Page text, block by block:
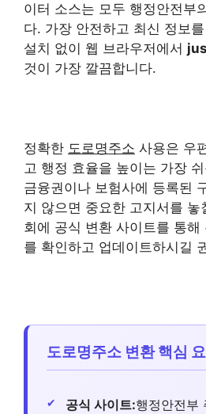
이터 소스는 모두 행정안전부
다. 가장 안전하고 최신 정보
설치 없이 웹 브라우저에서
것이 가장 깔끔합니다.
정확한 도로명주소 사용은 우
고 행정 효율을 높이는 가장
금융권이나 보험사에 등록된
지 않으면 중요한 고지서를 놓
회에 공식 변환 사이트를 통해
를 확인하고 업데이트하시길
도로명주소 변환 핵심
공식 사이트:행정안전부